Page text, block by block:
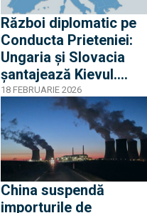
Război diplomatic pe
Conducta Prieteniei:
Ungaria și Slovacia
șantajează Kievul.
Croații răspund dur
Budapestei
18 FEBRUARIE 2026
China suspendă
importurile de